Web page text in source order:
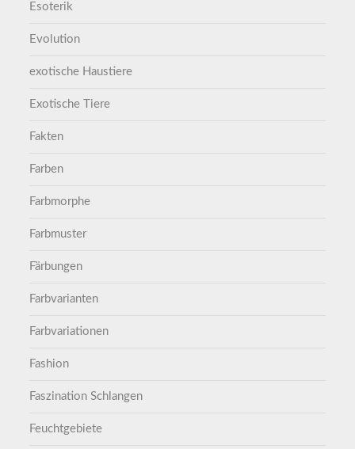
Esoterik
Evolution
exotische Haustiere
Exotische Tiere
Fakten
Farben
Farbmorphe
Farbmuster
Färbungen
Farbvarianten
Farbvariationen
Fashion
Faszination Schlangen
Feuchtgebiete